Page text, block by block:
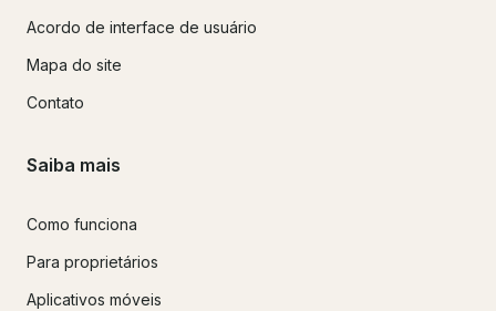
Acordo de interface de usuário
Mapa do site
Contato
Saiba mais
Como funciona
Para proprietários
Aplicativos móveis